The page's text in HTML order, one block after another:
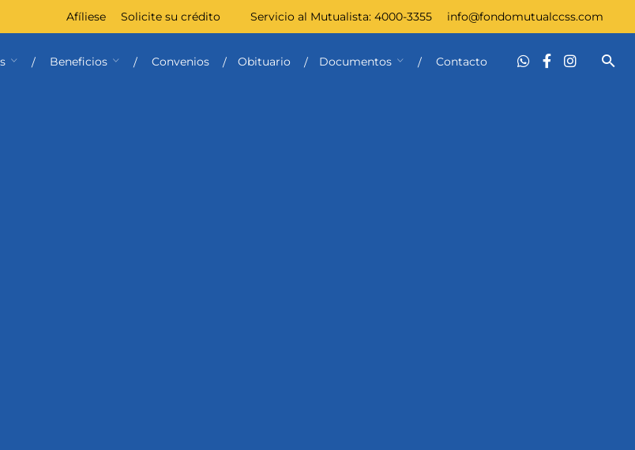
Afíliese Solicite su crédito Servicio al Mutualista: 4000-3355 info@fondomutualccss.com
Beneficios Convenios Obituario Documentos Contacto